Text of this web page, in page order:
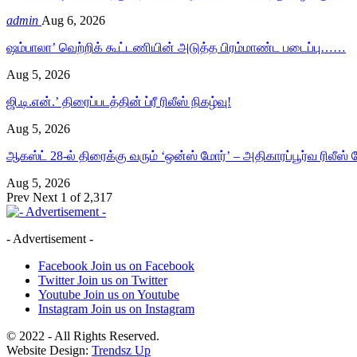
admin Aug 6, 2026
ஷம்பாலா’ வெற்றிக் கூட்டணியின் அடுத்த பிரம்மாண்ட படைப்பு……
Aug 5, 2026
ஜி.டி.என்.’ திரைப்படத்தின் ப்ரீ ரிலீஸ் நிகழ்வு!
Aug 5, 2026
ஆகஸ்ட் 28-ல் திரைக்கு வரும் ‘ஒன்ஸ் மோர்’ – அதிகாரப்பூர்வ ரிலீஸ்
Aug 5, 2026
Prev Next 1 of 2,317
- Advertisement -
Facebook Join us on Facebook
Twitter Join us on Twitter
Youtube Join us on Youtube
Instagram Join us on Instagram
© 2022 - All Rights Reserved.
Website Design: Trendsz Up